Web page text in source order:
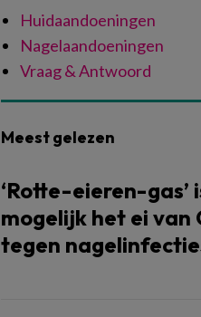
Huidaandoeningen
Nagelaandoeningen
Vraag & Antwoord
Meest gelezen
‘Rotte-eieren-gas’
mogelijk het ei van
tegen